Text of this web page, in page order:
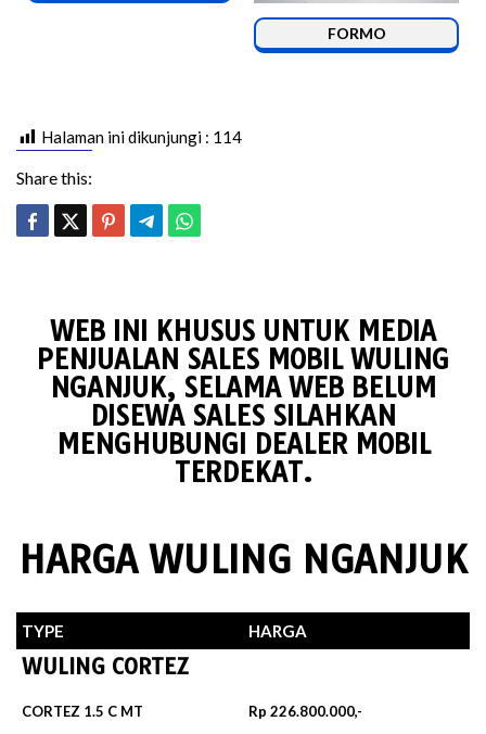
FORMO
Halaman ini dikunjungi : 114
Share this:
WEB INI KHUSUS UNTUK MEDIA
PENJUALAN SALES MOBIL WULING
NGANJUK, SELAMA WEB BELUM
DISEWA SALES SILAHKAN
MENGHUBUNGI DEALER MOBIL
TERDEKAT.
HARGA WULING NGANJUK
TYPE HARGA
WULING CORTEZ
CORTEZ 1.5 C MT
Rp 226.800.000,-